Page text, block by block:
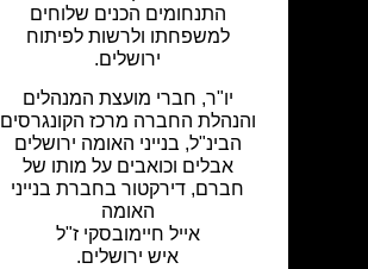
התנחומים הכנים שלוחים
למשפחתו ולרשות לפיתוח
ירושלים.
יו"ר, חברי מועצת המנהלים
והנהלת החברה מרכז הקונגרסים
הבינ"ל, בנייני האומה ירושלים
אבלים וכואבים על מותו של
חברם, דירקטור בחברת בנייני
האומה
אייל חיימובסקי ז"ל
איש ירושלים.